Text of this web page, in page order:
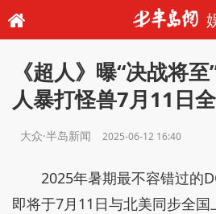
《超人》曝“决战将
人暴打怪兽7月11日
大众·半岛新闻 2025-06-12 16:40
2025年暑期最不容错过的
即将于7月11日与北美同步全